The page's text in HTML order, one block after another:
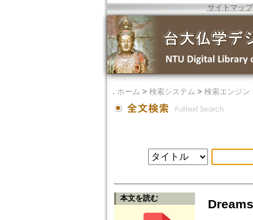
サイトマップ
． ホーム > 検索システム > 検索エンジン
本文を読む